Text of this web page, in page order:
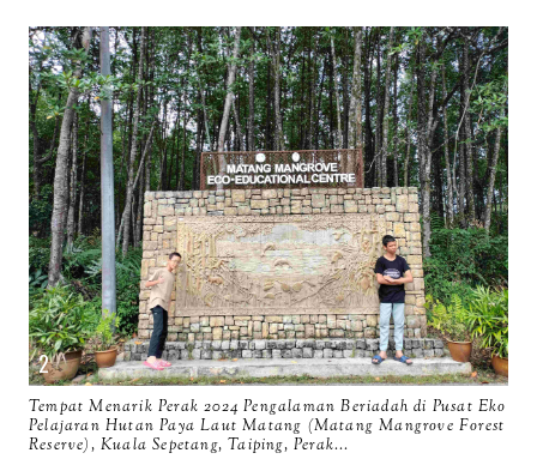
Tempat Menarik Perak 2024 Pengalaman Beriadah di Pusat Eko
Pelajaran Hutan Paya Laut Matang (Matang Mangrove Forest
Reserve), Kuala Sepetang, Taiping, Perak...